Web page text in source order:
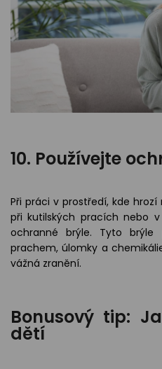
Používejte
Při práci v prostředí, kde hrozí
při kutilských pracích nebo
ochranné brýle. Tyto
prachem, úlomky a
vážná zranění.
Bonusový tip:
dětí